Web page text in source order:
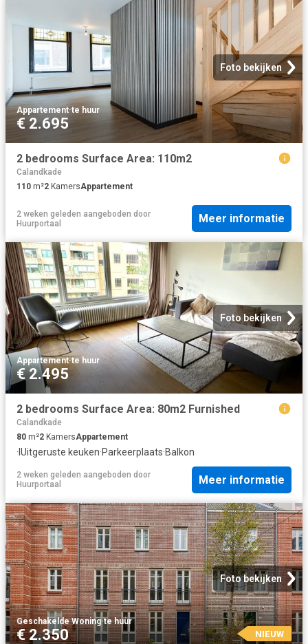
Foto bekijken
Appartement·te huur
€ 2.695
2 bedrooms Surface Area: 110m2
Calandkade
110 m²2 KamersAppartement
2 weken geleden aangeboden door
Huurportaal
Meer informatie
Foto bekijken
Appartement·te huur
€ 2.495
2 bedrooms Surface Area: 80m2 Furnished
Calandkade
80 m²2 KamersAppartement
·IUitgeruste keuken·Parkeerplaats·Balkon
2 weken geleden aangeboden door
Huurportaal
Meer informatie
Foto bekijken
Geschakelde Woning·te huur
€ 2.350 NIEUW